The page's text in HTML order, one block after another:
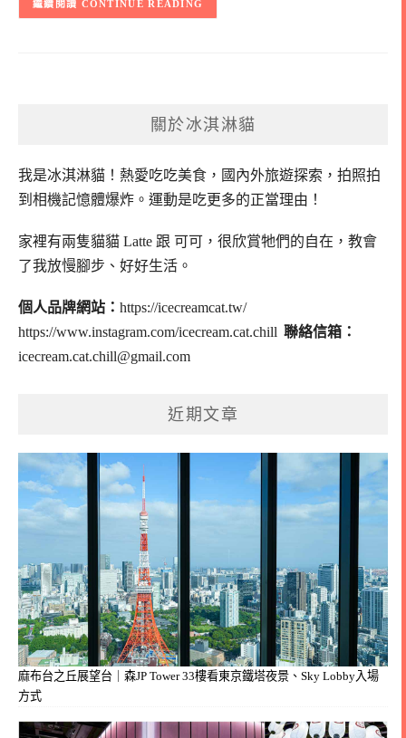
CONTINUE READING
關於冰淇淋貓
我是冰淇淋貓！ 熱愛吃吃美食，國內外旅遊探索，拍照拍
到相機記憶體爆炸。 運動是吃更多的正當理由！
家裡有兩隻貓貓 Latte 跟 可可， 很欣賞牠們的自在，教會
了我放慢腳步、好好生活。
個人品牌網站： https://icecreamcat.tw/
https://www.instagram.com/icecream.cat.chill 聯絡信箱：
icecream.cat.chill@gmail.com
近期文章
麻布台之丘展望台｜森JP Tower 33樓看東京鐵塔夜景、Sky Lobby入場
方式